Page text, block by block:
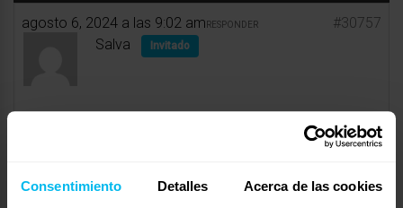
Consentimiento Detalles Acerca de las cookies
agosto 6, 2024 a las 9:02 am #30757
RESPONDER
Salva Invitado
¿Qué colchón es bueno para evitar notar los movimientos? Mi